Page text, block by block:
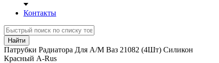
Контакты
Найти
Патрубки Радиатора Для А/М Ваз 21082 (4Шт) Силикон
Красный A-Rus